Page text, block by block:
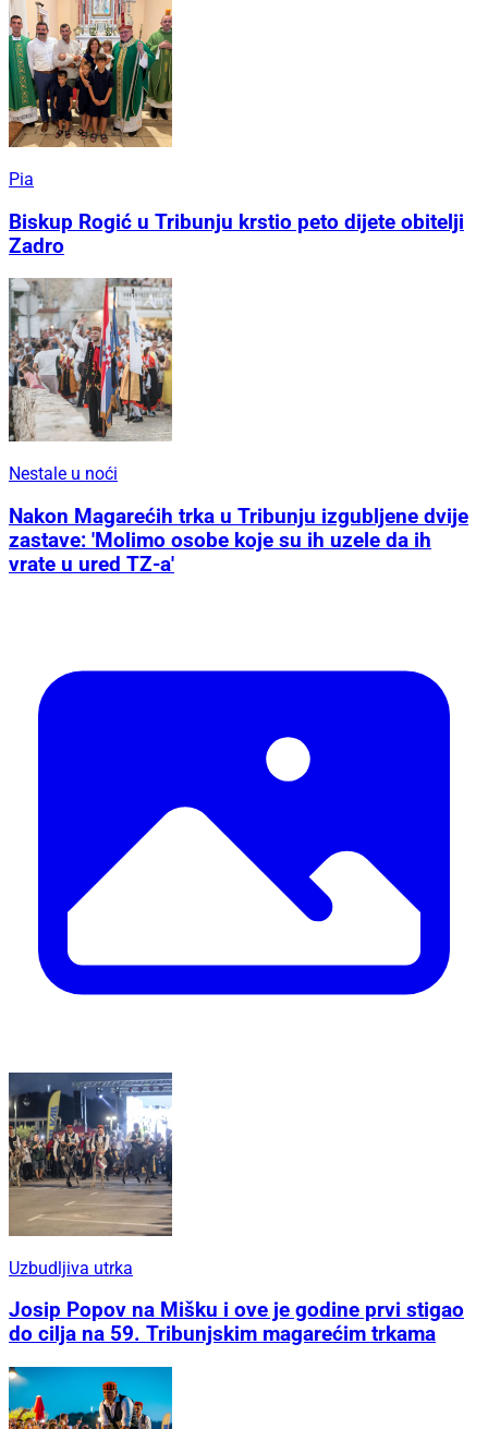
Pia
Biskup Rogić u Tribunju krstio peto dijete obitelji
Zadro
Nestale u noći
Nakon Magarećih trka u Tribunju izgubljene dvije
zastave: 'Molimo osobe koje su ih uzele da ih
vrate u ured TZ-a'
Uzbudljiva utrka
Josip Popov na Mišku i ove je godine prvi stigao
do cilja na 59. Tribunjskim magarećim trkama